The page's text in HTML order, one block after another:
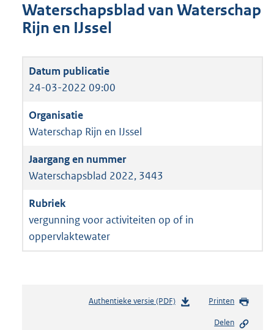
Waterschapsblad van Waterschap
Rijn en IJssel
24-03-2022 09:00
Waterschap Rijn en IJssel
Waterschapsblad 2022, 3443
vergunning voor activiteiten op of in
oppervlaktewater
Authentieke versie (PDF)b
Printen
Delen